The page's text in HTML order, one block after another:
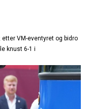
VM-eventyret og bidro
knust 6-1 i